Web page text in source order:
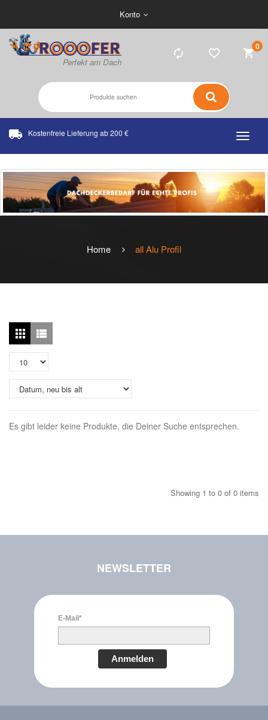
Konto
Kostenfreie Lieferung ab 200 €
0
Home allAlu Profil
Es gibt leider keine Produkte, die Deiner Suche entsprechen.
Showing 1 to 0 of 0 items
NEWSLETTER
E-Mail*
Anmelden